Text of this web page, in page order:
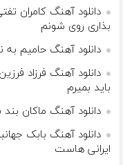
دانلود آهنگ کامران
بذاری روی شونم
دانلود آهنگ حامیم
دانلود آهنگ فرزاد
ﺑﺎﻳﺪ ﺑﻤﻴﺮم
دانلود آهنگ ماکان
دانلود آهنگ بابک
ایرانی هاست